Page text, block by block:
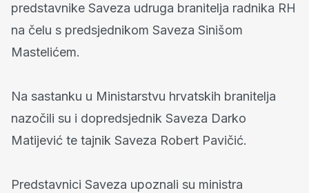
predstavnike Saveza udruga branitelja radnika RH
na čelu s predsjednikom Saveza Sinišom
Mastelićem.
Na sastanku u Ministarstvu hrvatskih branitelja
nazočili su i dopredsjednik Saveza Darko
Matijević te tajnik Saveza Robert Pavičić.
Predstavnici Saveza upoznali su ministra